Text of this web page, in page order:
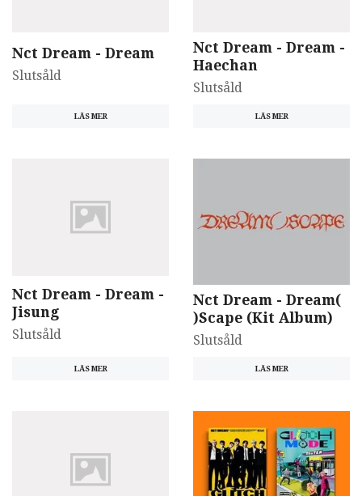
Nct Dream - Dream
Slutsåld
LÄS MER
Nct Dream - Dream -
Haechan
Slutsåld
LÄS MER
Nct Dream - Dream -
Jisung
Slutsåld
LÄS MER
Nct Dream - Dream(
)Scape (Kit Album)
Slutsåld
LÄS MER